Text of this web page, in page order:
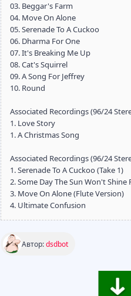
03. Beggar's Farm
04. Move On Alone
05. Serenade To A Cuckoo
06. Dharma For One
07. It's Breaking Me Up
08. Cat's Squirrel
09. A Song For Jeffrey
10. Round
Associated Recordings (96/24
1. Love Story
1. A Christmas Song
Associated Recordings (96/24
1. Serenade To A Cuckoo (Take 1)
2. Some Day The Sun Won't Shine
3. Move On Alone (Flute Version)
4. Ultimate Confusion
Автор:dsdbot